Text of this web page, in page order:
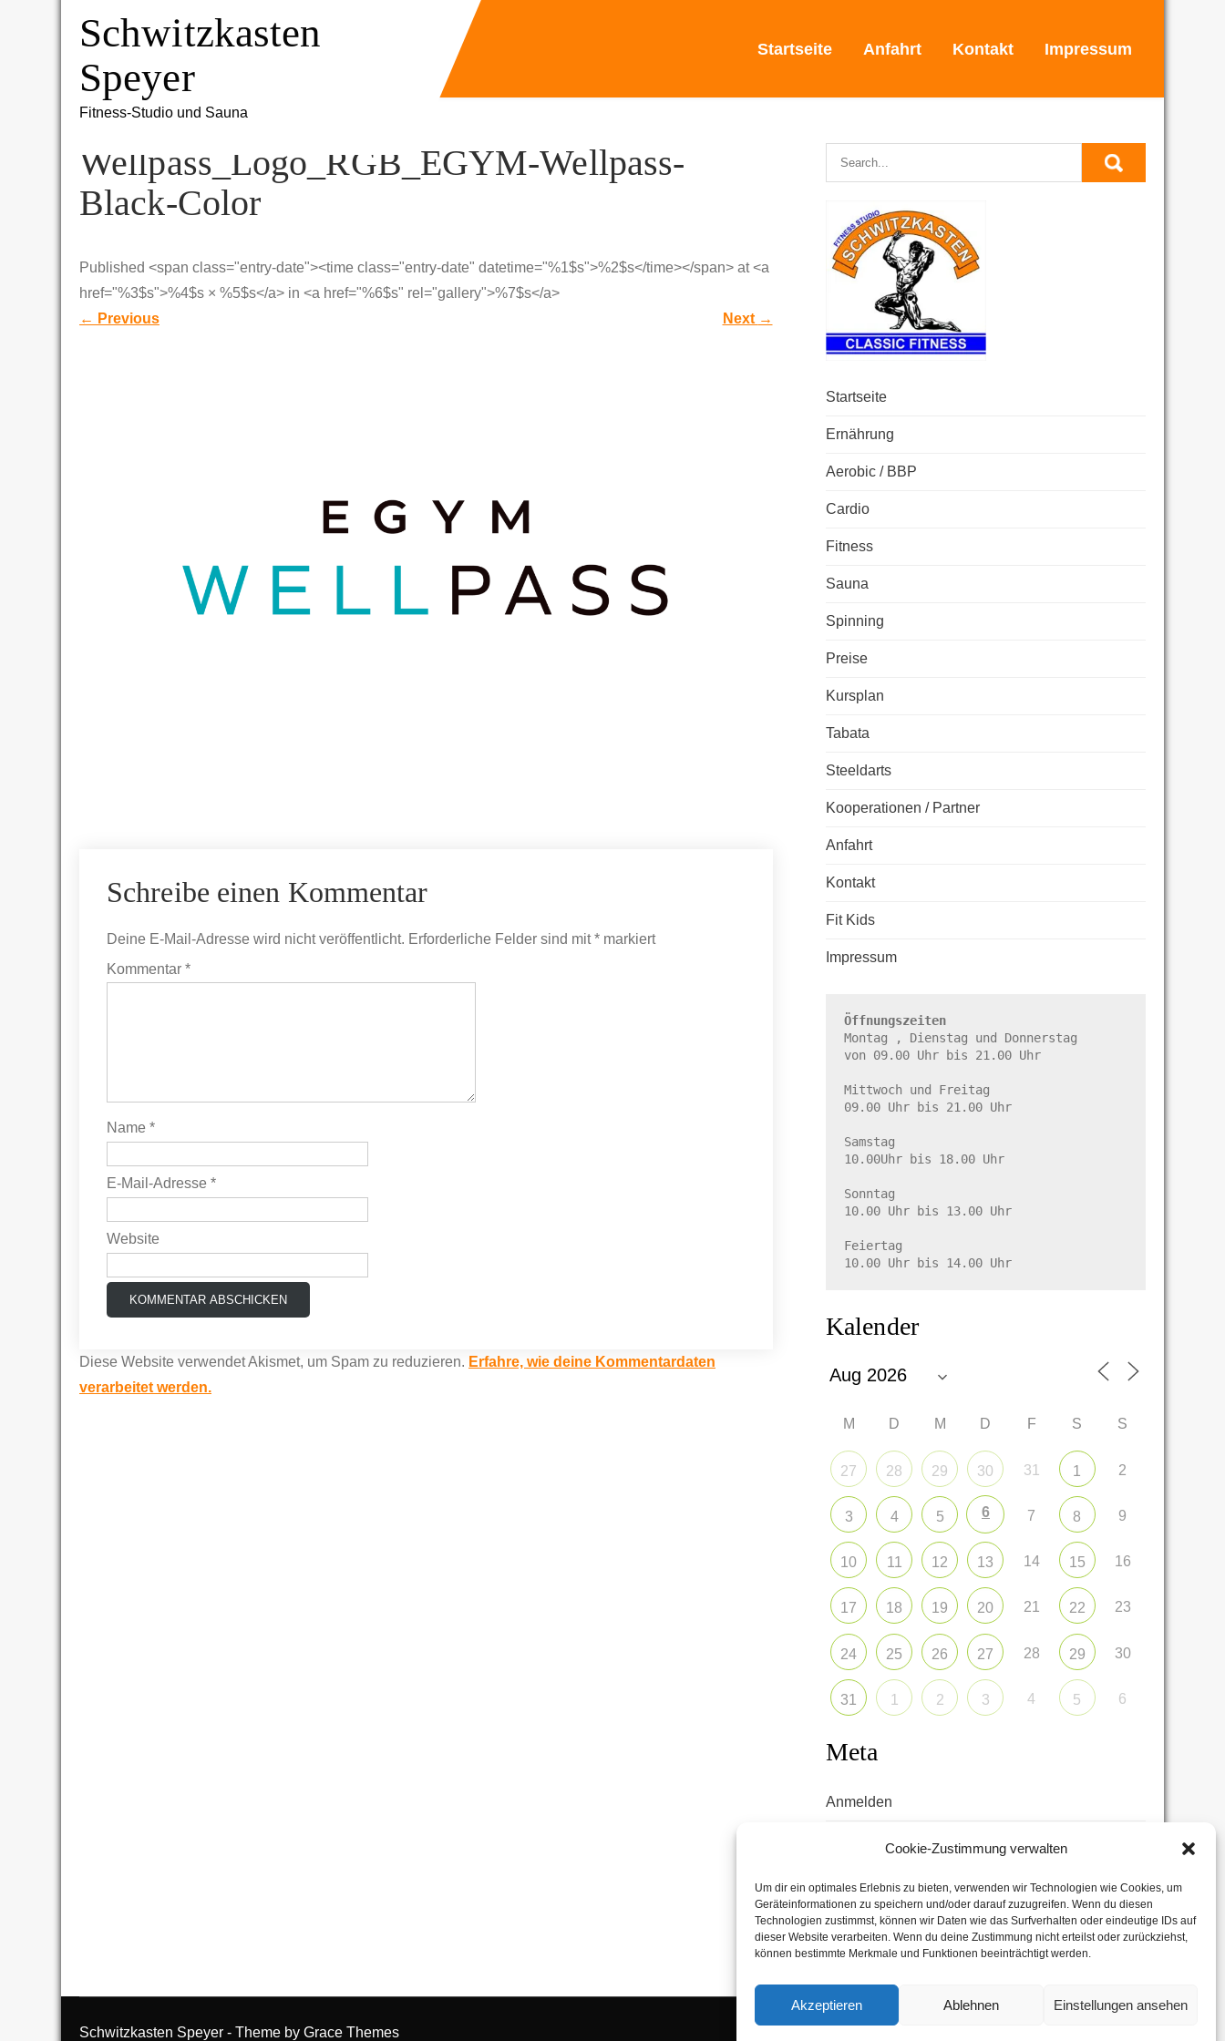
Cookie-Zustimmung verwalten
Um dir ein optimales Erlebnis zu bieten, verwenden wir Technologien wie Cookies, um
Geräteinformationen zu speichern und/oder darauf zuzugreifen. Wenn du diesen
Technologien zustimmst, können wir Daten wie das Surfverhalten oder eindeutige IDs auf
dieser Website verarbeiten. Wenn du deine Zustimmung nicht erteilst oder zurückziehst,
können bestimmte Merkmale und Funktionen beeinträchtigt werden.
Akzeptieren Ablehnen Einstellungen ansehen
Schwitzkasten
Speyer
Fitness-Studio und Sauna
Startseite Anfahrt Kontakt Impressum
Wellpass_Logo_RGB_EGYM-Wellpass-
Black-Color
Published <span class="entry-date"><time class="entry-date" datetime="%1$s">%2$s</time></span> at <a
href="%3$s">%4$s × %5$s</a> in <a href="%6$s" rel="gallery">%7$s</a>
← Previous Next →
Schreibe einen Kommentar
Deine E-Mail-Adresse wird nicht veröffentlicht. Erforderliche Felder sind mit* markiert
Kommentar *
Name *
E-Mail-Adresse *
Website
Diese Website verwendet Akismet, um Spam zu reduzieren. Erfahre, wie deine Kommentardaten
verarbeitet werden.
Startseite
Ernährung
Aerobic / BBP
Cardio
Fitness
Sauna
Spinning
Preise
Kursplan
Tabata
Steeldarts
Kooperationen / Partner
Anfahrt
Kontakt
Fit Kids
Impressum
Öffnungszeiten
Montag , Dienstag und Donnerstag
von 09.00 Uhr bis 21.00 Uhr
Mittwoch und Freitag
09.00 Uhr bis 21.00 Uhr
Samstag
10.00Uhr bis 18.00 Uhr
Sonntag
10.00 Uhr bis 13.00 Uhr
Feiertag
10.00 Uhr bis 14.00 Uhr
Kalender
M D M D F S S
27 28 29 30 31 1 2
3 4 5 6 7 8 9
10 11 12 13 14 15 16
17 18 19 20 21 22 23
24 25 26 27 28 29 30
31 1 2 3 4 5 6
Meta
Anmelden
WordPress.org
Schwitzkasten Speyer - Theme by Grace Themes